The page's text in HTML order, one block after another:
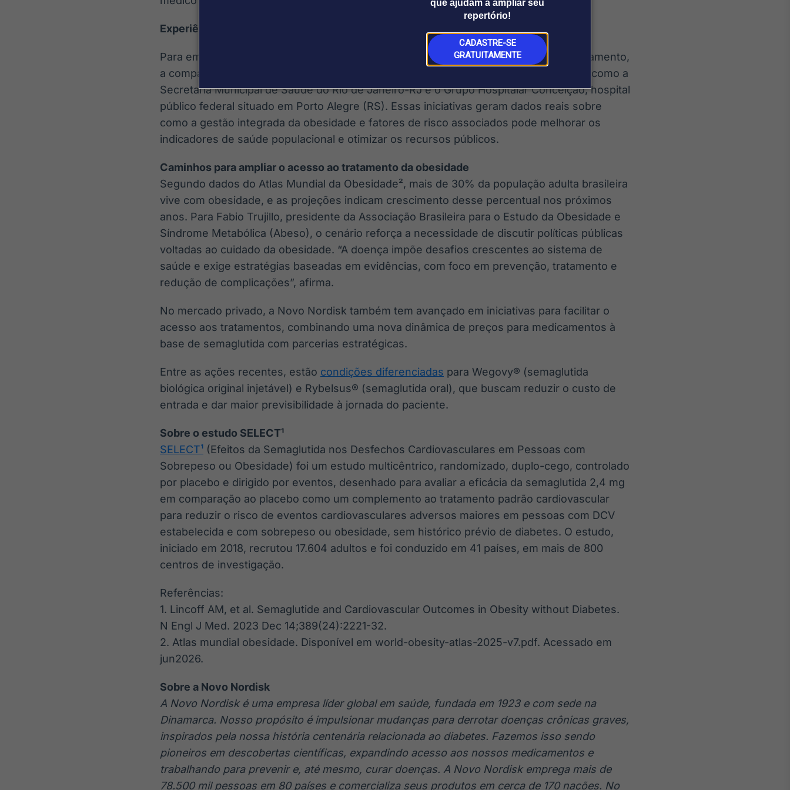
que ajudam a ampliar seu
repertório!
CADASTRE-SE
GRATUITAMENTE
Experiência Prática no SUS
Para embasar o modelo de cuidado, gerar evidências e promover a ampliação do tratamento,
a companhia já mantém
em parceria com o SUS, como a
Secretaria Municipal de Saúde do Rio de Janeiro-RJ e o Grupo Hospitalar Conceição, hospital
público federal situado em Porto Alegre (RS). Essas iniciativas geram dados reais sobre
como a gestão integrada da obesidade e fatores de risco associados pode melhorar os
indicadores de saúde populacional e otimizar os recursos públicos.
Caminhos para ampliar o acesso ao tratamento da obesidade
Segundo dados do Atlas Mundial da Obesidade², mais de 30% da população adulta brasileira
vive com obesidade, e as projeções indicam crescimento desse percentual nos próximos
anos. Para Fabio Trujillo, presidente da Associação Brasileira para o Estudo da Obesidade e
Síndrome Metabólica (Abeso), o cenário reforça a necessidade de discutir políticas públicas
voltadas ao cuidado da obesidade. “A doença impõe desafios crescentes ao sistema de
saúde e exige estratégias baseadas em evidências, com foco em prevenção, tratamento e
redução de complicações”, afirma.
No mercado privado, a Novo Nordisk também tem avançado em iniciativas para facilitar o
acesso aos tratamentos, combinando uma nova dinâmica de preços para medicamentos à
base de semaglutida com parcerias estratégicas.
Entre as ações recentes, estão condições diferenciadas para Wegovy® (semaglutida
biológica original injetável) e Rybelsus® (semaglutida oral), que buscam reduzir o custo de
entrada e dar maior previsibilidade à jornada do paciente.
Sobre o estudo SELECT¹
SELECT¹ (Efeitos da Semaglutida nos Desfechos Cardiovasculares em Pessoas com
Sobrepeso ou Obesidade) foi um estudo multicêntrico, randomizado, duplo-cego, controlado
por placebo e dirigido por eventos, desenhado para avaliar a eficácia da semaglutida 2,4 mg
em comparação ao placebo como um complemento ao tratamento padrão cardiovascular
para reduzir o risco de eventos cardiovasculares adversos maiores em pessoas com DCV
estabelecida e com sobrepeso ou obesidade, sem histórico prévio de diabetes. O estudo,
iniciado em 2018, recrutou 17.604 adultos e foi conduzido em 41 países, em mais de 800
centros de investigação.
Referências:
1. Lincoff AM, et al. Semaglutide and Cardiovascular Outcomes in Obesity without Diabetes.
N Engl J Med. 2023 Dec 14;389(24):2221-32.
2. Atlas mundial obesidade. Disponível em world-obesity-atlas-2025-v7.pdf. Acessado em
jun2026.
Sobre a Novo Nordisk
A Novo Nordisk é uma empresa líder global em saúde, fundada em 1923 e com sede na
Dinamarca. Nosso propósito é impulsionar mudanças para derrotar doenças crônicas graves,
inspirados pela nossa história centenária relacionada ao diabetes. Fazemos isso sendo
pioneiros em descobertas científicas, expandindo acesso aos nossos medicamentos e
trabalhando para prevenir e, até mesmo, curar doenças. A Novo Nordisk emprega mais de
78.500 mil pessoas em 80 países e comercializa seus produtos em cerca de 170 nações. No